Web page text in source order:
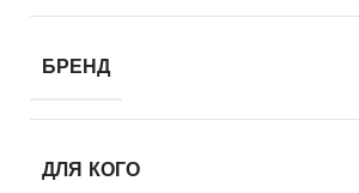
БРЕНД
ДЛЯ КОГО